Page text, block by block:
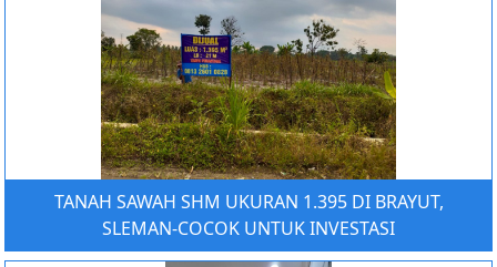
TANAH SAWAH SHM UKURAN 1.395 DI BRAYUT,
SLEMAN-COCOK UNTUK INVESTASI